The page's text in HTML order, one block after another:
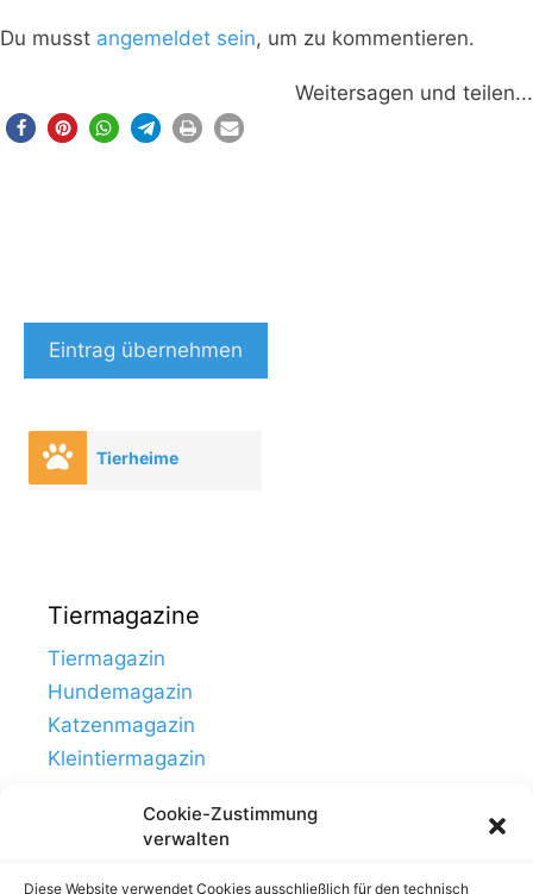
Cookie-Zustimmung
verwalten
Diese Website verwendet Cookies ausschließlich für den technisch
Du musst angemeldet sein, um zu kommentieren.
Weitersagen und teilen...
Eintrag übernehmen
Tierheime
Tiermagazine
Tiermagazin
Hundemagazin
Katzenmagazin
Kleintiermagazin